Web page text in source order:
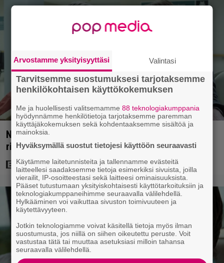
Nyt Netflixissä: Yksi viime vuosien parhaista
rikossarjoista – IMDB-arvio 8,8
Arvostamme yksityisyyttäsi Valintasi
Tarvitsemme suostumuksesi tarjotaksemme
henkilökohtaisen käyttökokemuksen
Me ja huolellisesti valitsemamme88 teknologiakumppania
hyödynnämme henkilötietoja tarjotaksemme paremman
käyttäjäkokemuksen sekä kohdentaaksemme sisältöä ja
mainoksia.
Hyväksymällä suostut tietojesi käyttöön seuraavasti
Käytämme laitetunnisteita ja tallennamme evästeitä
laitteellesi saadaksemme tietoja esimerkiksi sivuista, joilla
vierailit, IP-osoitteestasi sekä laitteesi ominaisuuksista.
Pääset tutustumaan yksityiskohtaisesti käyttötarkoituksiin ja
teknologiakumppaneihimme seuraavalla välilehdellä.
Hylkääminen voi vaikuttaa sivuston toimivuuteen ja
käytettävyyteen.
Jotkin teknologiamme voivat käsitellä tietoja myös ilman
suostumusta, jos niillä on siihen oikeutettu peruste. Voit
vastustaa tätä tai muuttaa asetuksiasi milloin tahansa
seuraavalla välilehdellä.